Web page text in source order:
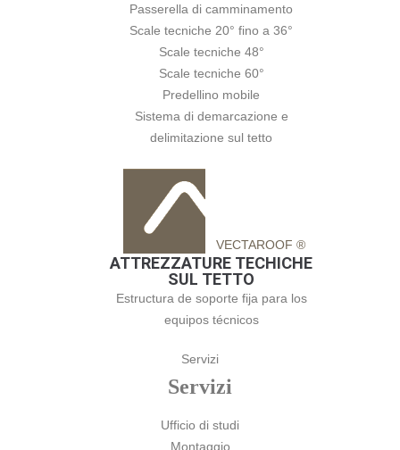
Passerella di camminamento
Scale tecniche 20° fino a 36°
Scale tecniche 48°
Scale tecniche 60°
Predellino mobile
Sistema di demarcazione e
delimitazione sul tetto
VECTAROOF ®
ATTREZZATURE TECHICHE
SUL TETTO
Estructura de soporte fija para los
equipos técnicos
Servizi
Servizi
Ufficio di studi
Montaggio